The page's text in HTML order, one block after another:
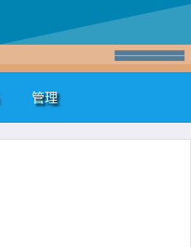
管理